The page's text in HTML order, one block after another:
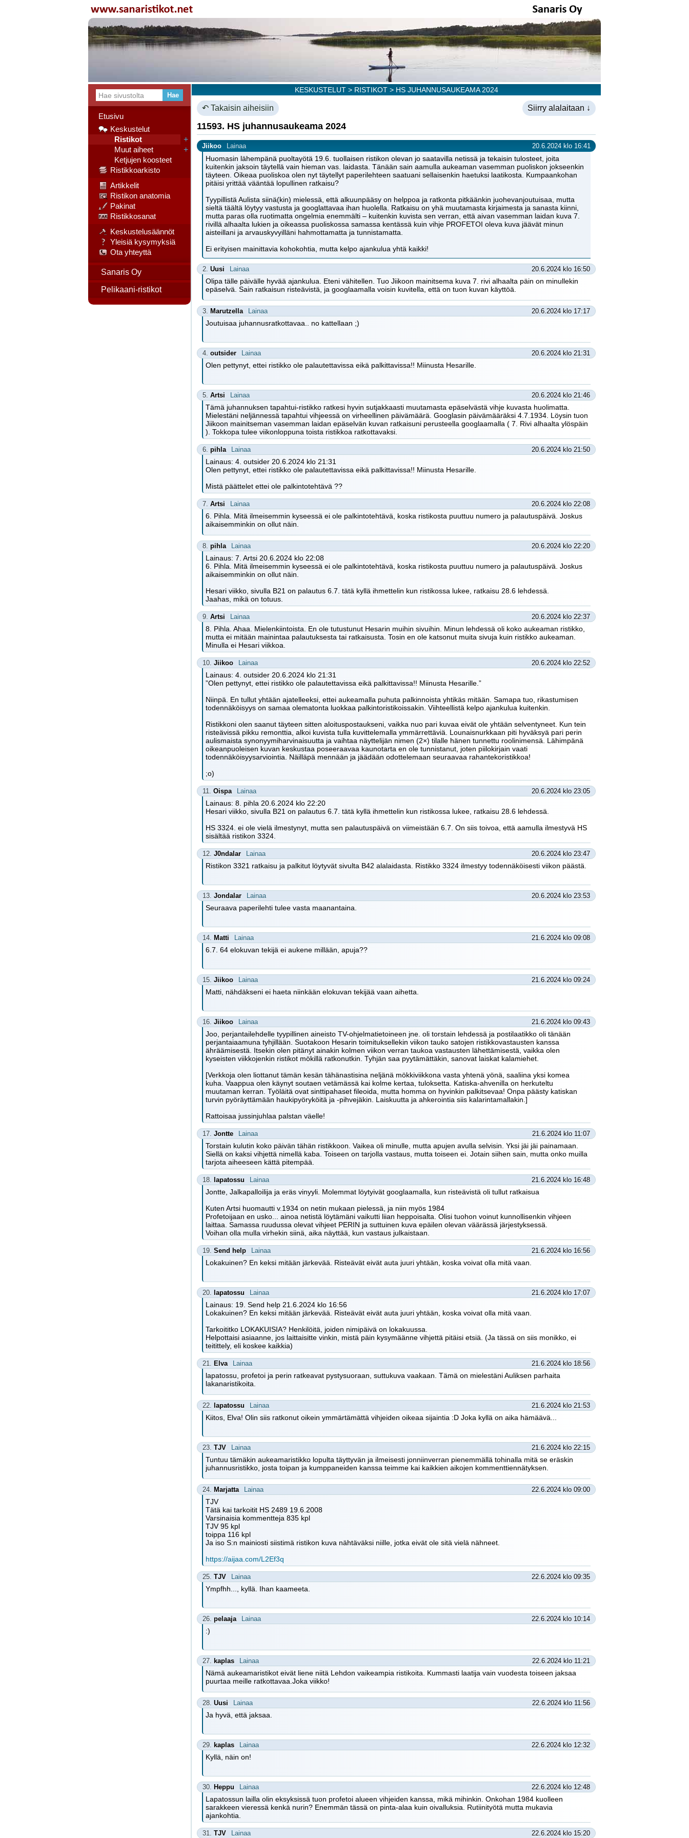
Etusivu
Keskustelut
Ristikot
+
Muut aiheet
+
Ketjujen koosteet
Ristikkoarkisto
Artikkelit
Ristikon anatomia
Pakinat
Ristikkosanat
Keskustelusäännöt
Yleisiä kysymyksiä
Ota yhteyttä
Sanaris Oy
Pelikaani-ristikot
KESKUSTELUT> RISTIKOT> HS JUHANNUSAUKEAMA 2024
↶ Takaisin aiheisiin Siirry alalaitaan ↓
11593. HS juhannusaukeama 2024
Jiikoo Lainaa 20.6.2024 klo 16:41
Huomasin lähempänä puoltayötä 19.6. tuollaisen ristikon olevan jo saatavilla netissä ja tekaisin tulosteet, joita
kuitenkin jaksoin täytellä vain hieman vas. laidasta. Tänään sain aamulla aukeaman vasemman puoliskon jokseenkin
täyteen. Oikeaa puoliskoa olen nyt täytellyt paperilehteen saatuani sellaisenkin haetuksi laatikosta. Kumpaankohan
pitäisi yrittää vääntää lopullinen ratkaisu?
Tyypillistä Aulista siinä(kin) mielessä, että alkuunpääsy on helppoa ja ratkonta pitkäänkin juohevanjoutuisaa, mutta
sieltä täältä löytyy vastusta ja googlattavaa ihan huolella. Ratkaisu on yhä muutamasta kirjaimesta ja sanasta kiinni,
mutta paras olla ruotimatta ongelmia enemmälti – kuitenkin kuvista sen verran, että aivan vasemman laidan kuva 7.
rivillä alhaalta lukien ja oikeassa puoliskossa samassa kentässä kuin vihje PROFETOI oleva kuva jäävät minun
aisteillani ja arvauskyvyilläni hahmottamatta ja tunnistamatta.
Ei erityisen mainittavia kohokohtia, mutta kelpo ajankulua yhtä kaikki!
2. Uusi Lainaa 20.6.2024 klo 16:50
Olipa tälle päivälle hyvää ajankulua. Eteni vähitellen. Tuo Jiikoon mainitsema kuva 7. rivi alhaalta päin on minullekin
epäselvä. Sain ratkaisun risteävistä, ja googlaamalla voisin kuvitella, että on tuon kuvan käyttöä.
3. Marutzella Lainaa 20.6.2024 klo 17:17
Joutuisaa juhannusratkottavaa.. no kattellaan ;)
4. outsider Lainaa 20.6.2024 klo 21:31
Olen pettynyt, ettei ristikko ole palautettavissa eikä palkittavissa!! Miinusta Hesarille.
5. Artsi Lainaa 20.6.2024 klo 21:46
Tämä juhannuksen tapahtui-ristikko ratkesi hyvin sutjakkaasti muutamasta epäselvästä vihje kuvasta huolimatta.
Mielestäni neljännessä tapahtui vihjeessä on virheellinen päivämäärä. Googlasin päivämääräksi 4.7.1934. Löysin tuon
Jiikoon mainitseman vasemman laidan epäselvän kuvan ratkaisuni perusteella googlaamalla ( 7. Rivi alhaalta ylöspäin
). Tokkopa tulee viikonloppuna toista ristikkoa ratkottavaksi.
6. pihla Lainaa 20.6.2024 klo 21:50
Lainaus: 4. outsider 20.6.2024 klo 21:31
Olen pettynyt, ettei ristikko ole palautettavissa eikä palkittavissa!! Miinusta Hesarille.
Mistä päättelet ettei ole palkintotehtävä ??
7. Artsi Lainaa 20.6.2024 klo 22:08
6. Pihla. Mitä ilmeisemmin kyseessä ei ole palkintotehtävä, koska ristikosta puuttuu numero ja palautuspäivä. Joskus
aikaisemminkin on ollut näin.
8. pihla Lainaa 20.6.2024 klo 22:20
Lainaus: 7. Artsi 20.6.2024 klo 22:08
6. Pihla. Mitä ilmeisemmin kyseessä ei ole palkintotehtävä, koska ristikosta puuttuu numero ja palautuspäivä. Joskus
aikaisemminkin on ollut näin.
Hesari viikko, sivulla B21 on palautus 6.7. tätä kyllä ihmettelin kun ristikossa lukee, ratkaisu 28.6 lehdessä.
Jaahas, mikä on totuus.
9. Artsi Lainaa 20.6.2024 klo 22:37
8. Pihla. Ahaa. Mielenkiintoista. En ole tutustunut Hesarin muihin sivuihin. Minun lehdessä oli koko aukeaman ristikko,
mutta ei mitään mainintaa palautuksesta tai ratkaisusta. Tosin en ole katsonut muita sivuja kuin ristikko aukeaman.
Minulla ei Hesari viikkoa.
10. Jiikoo Lainaa 20.6.2024 klo 22:52
Lainaus: 4. outsider 20.6.2024 klo 21:31
”Olen pettynyt, ettei ristikko ole palautettavissa eikä palkittavissa!! Miinusta Hesarille.”
Niinpä. En tullut yhtään ajatelleeksi, ettei aukeamalla puhuta palkinnoista yhtikäs mitään. Samapa tuo, rikastumisen
todennäköisyys on samaa olematonta luokkaa palkintoristikoissakin. Viihteellistä kelpo ajankulua kuitenkin.
Ristikkoni olen saanut täyteen sitten aloituspostaukseni, vaikka nuo pari kuvaa eivät ole yhtään selventyneet. Kun tein
risteävissä pikku remonttia, alkoi kuvista tulla kuvittelemalla ymmärrettäviä. Lounaisnurkkaan piti hyväksyä pari perin
aulismaista synonyymiharvinaisuutta ja vaihtaa näyttelijän nimen (2×) tilalle hänen tunnettu roolinimensä. Lähimpänä
oikeanpuoleisen kuvan keskustaa poseeraavaa kaunotarta en ole tunnistanut, joten piilokirjain vaati
todennäköisyysarviointia. Näilläpä mennään ja jäädään odottelemaan seuraavaa rahantekoristikkoa!
;o)
11. Oispa Lainaa 20.6.2024 klo 23:05
Lainaus: 8. pihla 20.6.2024 klo 22:20
Hesari viikko, sivulla B21 on palautus 6.7. tätä kyllä ihmettelin kun ristikossa lukee, ratkaisu 28.6 lehdessä.
HS 3324. ei ole vielä ilmestynyt, mutta sen palautuspäivä on viimeistään 6.7. On siis toivoa, että aamulla ilmestyvä HS
sisältää ristikon 3324.
12. J0ndalar Lainaa 20.6.2024 klo 23:47
Ristikon 3321 ratkaisu ja palkitut löytyvät sivulta B42 alalaidasta. Ristikko 3324 ilmestyy todennäköisesti viikon päästä.
13. Jondalar Lainaa 20.6.2024 klo 23:53
Seuraava paperilehti tulee vasta maanantaina.
14. Matti Lainaa 21.6.2024 klo 09:08
6.7. 64 elokuvan tekijä ei aukene millään, apuja??
15. Jiikoo Lainaa 21.6.2024 klo 09:24
Matti, nähdäkseni ei haeta niinkään elokuvan tekijää vaan aihetta.
16. Jiikoo Lainaa 21.6.2024 klo 09:43
Joo, perjantailehdelle tyypillinen aineisto TV-ohjelmatietoineen jne. oli torstain lehdessä ja postilaatikko oli tänään
perjantaiaamuna tyhjillään. Suotakoon Hesarin toimituksellekin viikon tauko satojen ristikkovastausten kanssa
ähräämisestä. Itsekin olen pitänyt ainakin kolmen viikon verran taukoa vastausten lähettämisestä, vaikka olen
kyseisten viikkojenkin ristikot mökillä ratkonutkin. Tyhjän saa pyytämättäkin, sanovat laiskat kalamiehet.
[Verkkoja olen liottanut tämän kesän tähänastisina neljänä mökkiviikkona vasta yhtenä yönä, saaliina yksi komea
kuha. Vaappua olen käynyt soutaen vetämässä kai kolme kertaa, tuloksetta. Katiska-ahvenilla on herkuteltu
muutaman kerran. Työläitä ovat sinttipahaset fileoida, mutta homma on hyvinkin palkitsevaa! Onpa päästy katiskan
turvin pyöräyttämään haukipyöryköitä ja -pihvejäkin. Laiskuutta ja ahkerointia siis kalarintamallakin.]
Rattoisaa jussinjuhlaa palstan väelle!
17. Jontte Lainaa 21.6.2024 klo 11:07
Torstain kulutin koko päivän tähän ristikkoon. Vaikea oli minulle, mutta apujen avulla selvisin. Yksi jäi jäi painamaan.
Siellä on kaksi vihjettä nimellä kaba. Toiseen on tarjolla vastaus, mutta toiseen ei. Jotain siihen sain, mutta onko muilla
tarjota aiheeseen kättä pitempää.
18. lapatossu Lainaa 21.6.2024 klo 16:48
Jontte, Jalkapalloilija ja eräs vinyyli. Molemmat löytyivät googlaamalla, kun risteävistä oli tullut ratkaisua
Kuten Artsi huomautti v.1934 on netin mukaan pielessä, ja niin myös 1984
Profetoijaan en usko... ainoa netistä löytämäni vaikutti liian heppoisalta. Olisi tuohon voinut kunnollisenkin vihjeen
laittaa. Samassa ruudussa olevat vihjeet PERIN ja suttuinen kuva epäilen olevan väärässä järjestyksessä.
Voihan olla mulla virhekin siinä, aika näyttää, kun vastaus julkaistaan.
19. Send help Lainaa 21.6.2024 klo 16:56
Lokakuinen? En keksi mitään järkevää. Risteävät eivät auta juuri yhtään, koska voivat olla mitä vaan.
20. lapatossu Lainaa 21.6.2024 klo 17:07
Lainaus: 19. Send help 21.6.2024 klo 16:56
Lokakuinen? En keksi mitään järkevää. Risteävät eivät auta juuri yhtään, koska voivat olla mitä vaan.
Tarkoititko LOKAKUISIA? Henkilöitä, joiden nimipäivä on lokakuussa.
Helpottaisi asiaanne, jos laittaisitte vinkin, mistä päin kysymäänne vihjettä pitäisi etsiä. (Ja tässä on siis monikko, ei
teitittely, eli koskee kaikkia)
21. Elva Lainaa 21.6.2024 klo 18:56
lapatossu, profetoi ja perin ratkeavat pystysuoraan, suttukuva vaakaan. Tämä on mielestäni Auliksen parhaita
lakanaristikoita.
22. lapatossu Lainaa 21.6.2024 klo 21:53
Kiitos, Elva! Olin siis ratkonut oikein ymmärtämättä vihjeiden oikeaa sijaintia :D Joka kyllä on aika hämäävä...
23. TJV Lainaa 21.6.2024 klo 22:15
Tuntuu tämäkin aukeamaristikko lopulta täyttyvän ja ilmeisesti jonniinverran pienemmällä tohinalla mitä se eräskin
juhannusristikko, josta toipan ja kumppaneiden kanssa teimme kai kaikkien aikojen kommenttiennätyksen.
24. Marjatta Lainaa 22.6.2024 klo 09:00
TJV
Tätä kai tarkoitit HS 2489 19.6.2008
Varsinaisia kommentteja 835 kpl
TJV 95 kpl
toippa 116 kpl
Ja iso S:n mainiosti siistimä ristikon kuva nähtäväksi niille, jotka eivät ole sitä vielä nähneet.
https://aijaa.com/L2Ef3q
25. TJV Lainaa 22.6.2024 klo 09:35
Ympfhh..., kyllä. Ihan kaameeta.
26. pelaaja Lainaa 22.6.2024 klo 10:14
:)
27. kaplas Lainaa 22.6.2024 klo 11:21
Nämä aukeamaristikot eivät liene niitä Lehdon vaikeampia ristikoita. Kummasti laatija vain vuodesta toiseen jaksaa
puurtaa meille ratkottavaa.Joka viikko!
28. Uusi Lainaa 22.6.2024 klo 11:56
Ja hyvä, että jaksaa.
29. kaplas Lainaa 22.6.2024 klo 12:32
Kyllä, näin on!
30. Heppu Lainaa 22.6.2024 klo 12:48
Lapatossun lailla olin eksyksissä tuon profetoi alueen vihjeiden kanssa, mikä mihinkin. Onkohan 1984 kuolleen
sarakkeen vieressä kenkä nurin? Enemmän tässä on pinta-alaa kuin oivalluksia. Rutiinityötä mutta mukavia
ajankohtia.
31. TJV Lainaa 22.6.2024 klo 15:20